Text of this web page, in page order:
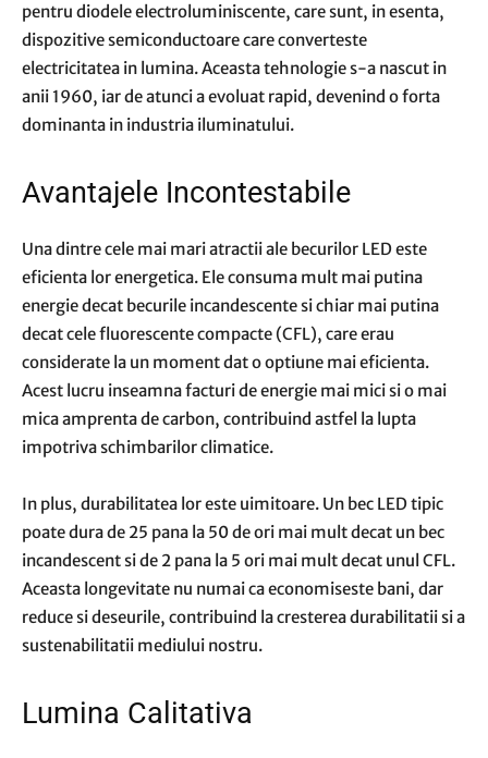
pentru diodele electroluminiscente, care sunt, in esenta,
dispozitive semiconductoare care converteste
electricitatea in lumina. Aceasta tehnologie s-a nascut in
anii 1960, iar de atunci a evoluat rapid, devenind o forta
dominanta in industria iluminatului.
Avantajele Incontestabile
Una dintre cele mai mari atractii ale becurilor LED este
eficienta lor energetica. Ele consuma mult mai putina
energie decat becurile incandescente si chiar mai putina
decat cele fluorescente compacte (CFL), care erau
considerate la un moment dat o optiune mai eficienta.
Acest lucru inseamna facturi de energie mai mici si o mai
mica amprenta de carbon, contribuind astfel la lupta
impotriva schimbarilor climatice.
In plus, durabilitatea lor este uimitoare. Un bec LED tipic
poate dura de 25 pana la 50 de ori mai mult decat un bec
incandescent si de 2 pana la 5 ori mai mult decat unul CFL.
Aceasta longevitate nu numai ca economiseste bani, dar
reduce si deseurile, contribuind la cresterea durabilitatii si a
sustenabilitatii mediului nostru.
Lumina Calitativa